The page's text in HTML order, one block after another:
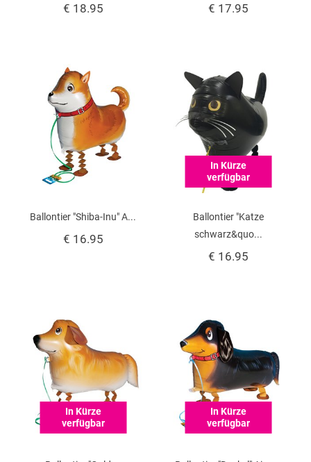
€ 18.95 € 17.95
In Kürze
verfügbar
Ballontier "Katze
schwarz&quo...
€ 16.95
Ballontier "Shiba-Inu" A...
€ 16.95
In Kürze
verfügbar
In Kürze
verfügbar